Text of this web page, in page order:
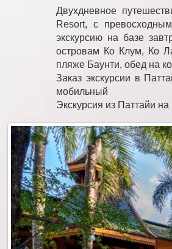
Двухдневное
Resort, с
экскурсию на базе
островам Ко Клум, Ко
пляже Баунти, обед на
Заказ экскурсии в
мобильный
Экскурсия из Паттайи